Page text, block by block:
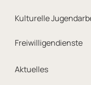
Kulturelle
Freiwilligendienste
Footer
Aktuelles